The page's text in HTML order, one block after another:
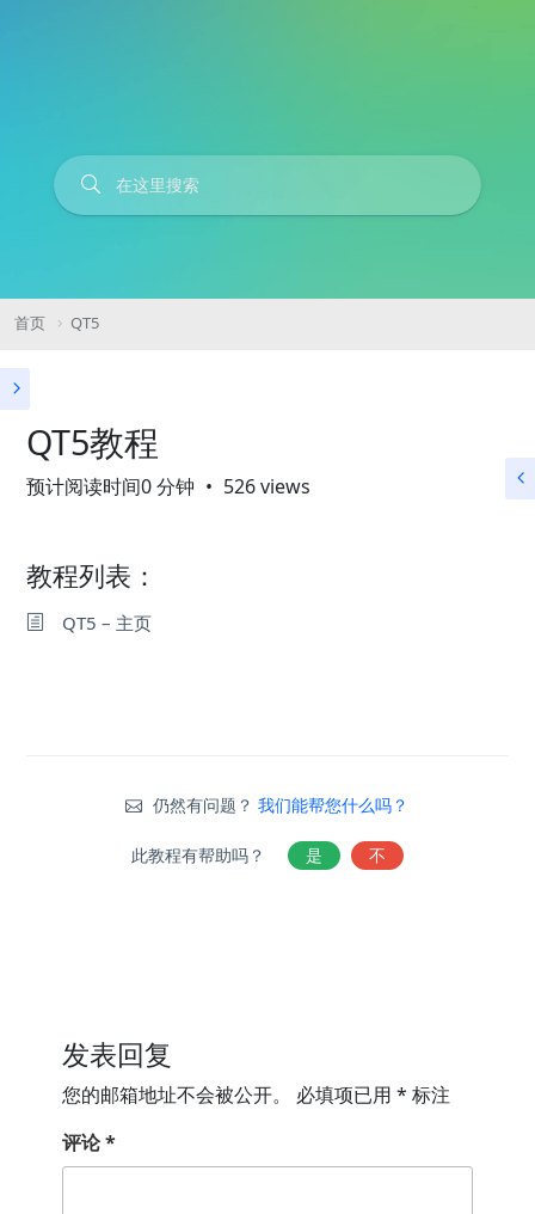
首页 QT5
QT5教程
预计阅读时间0 分钟 526 views
教程列表：
QT5 – 主页
仍然有问题？我们能帮您什么吗？
此教程有帮助吗？ 是 不
发表回复
您的邮箱地址不会被公开。 必填项已用 * 标注
评论*